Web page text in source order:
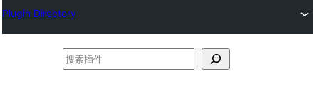
Plugin Directory
搜